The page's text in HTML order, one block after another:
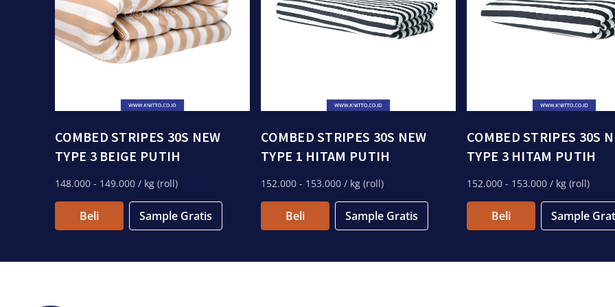
COMBED STRIPES 30S NEW
TYPE 3 BEIGE PUTIH
148.000 - 149.000 / kg (roll)
Beli Sample Gratis
COMBED STRIPES 30S NEW
TYPE 1 HITAM PUTIH
152.000 - 153.000 / kg (roll)
Beli Sample Gratis
COMBED STRIPES 30S
TYPE 3 HITAM PUTIH
152.000 - 153.000 / kg (roll)
Beli Sample